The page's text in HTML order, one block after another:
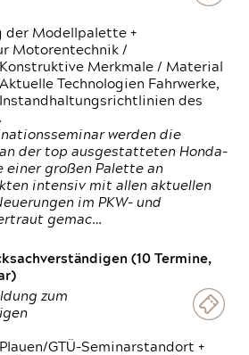
der Modellpalette +
Motorentechnik /
Merkmale / Material
Technologien Fahrwerke,
Instandhaltungsrichtlinien des
werden die
an der top ausgestatteten Honda-
einer großen Palette an
intensiv mit allen aktuellen
im PKW- und
gemac…
(10 Termine,
zum
GTÜ-Seminarstandort +